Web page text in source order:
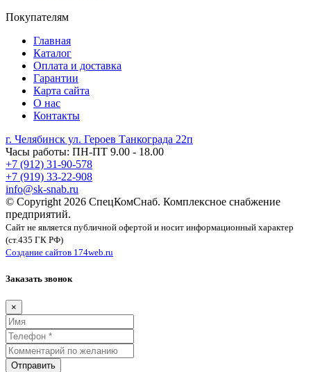
Покупателям
Главная
Каталог
Оплата и доставка
Гарантии
Карта сайта
О нас
Контакты
г. Челябинск ул. Героев Танкограда 22п
Часы работы: ПН-ПТ 9.00 - 18.00
+7 (912) 31-90-578
+7 (919) 33-22-908
info@sk-snab.ru
© Copyright 2026 СпецКомСнаб. Комплексное снабжение
предприятий.
Сайт не является публичной офертой и носит информационный характер
(ст.435 ГК РФ)
Создание сайтов 174web.ru
Заказать звонок
×
Отправить